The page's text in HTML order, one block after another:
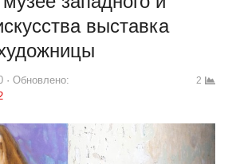
выставка
Обновлено:
2